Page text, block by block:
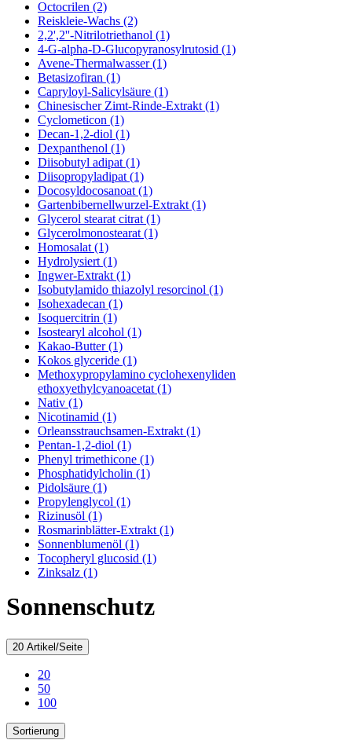
Octocrilen (2)
Reiskleie-Wachs (2)
2,2',2''-Nitrilotriethanol (1)
4-G-alpha-D-Glucopyranosylrutosid (1)
Avene-Thermalwasser (1)
Betasizofiran (1)
Capryloyl-Salicylsäure (1)
Chinesischer Zimt-Rinde-Extrakt (1)
Cyclometicon (1)
Decan-1,2-diol (1)
Dexpanthenol (1)
Diisobutyl adipat (1)
Diisopropyladipat (1)
Docosyldocosanoat (1)
Gartenbibernellwurzel-Extrakt (1)
Glycerol stearat citrat (1)
Glycerolmonostearat (1)
Homosalat (1)
Hydrolysiert (1)
Ingwer-Extrakt (1)
Isobutylamido thiazolyl resorcinol (1)
Isohexadecan (1)
Isoquercitrin (1)
Isostearyl alcohol (1)
Kakao-Butter (1)
Kokos glyceride (1)
Methoxypropylamino cyclohexenyliden
ethoxyethylcyanoacetat (1)
Nativ (1)
Nicotinamid (1)
Orleansstrauchsamen-Extrakt (1)
Pentan-1,2-diol (1)
Phenyl trimethicone (1)
Phosphatidylcholin (1)
Pidolsäure (1)
Propylenglycol (1)
Rizinusöl (1)
Rosmarinblätter-Extrakt (1)
Sonnenblumenöl (1)
Tocopheryl glucosid (1)
Zinksalz (1)
Sonnenschutz
20 Artikel/Seite
20
50
100
Sortierung